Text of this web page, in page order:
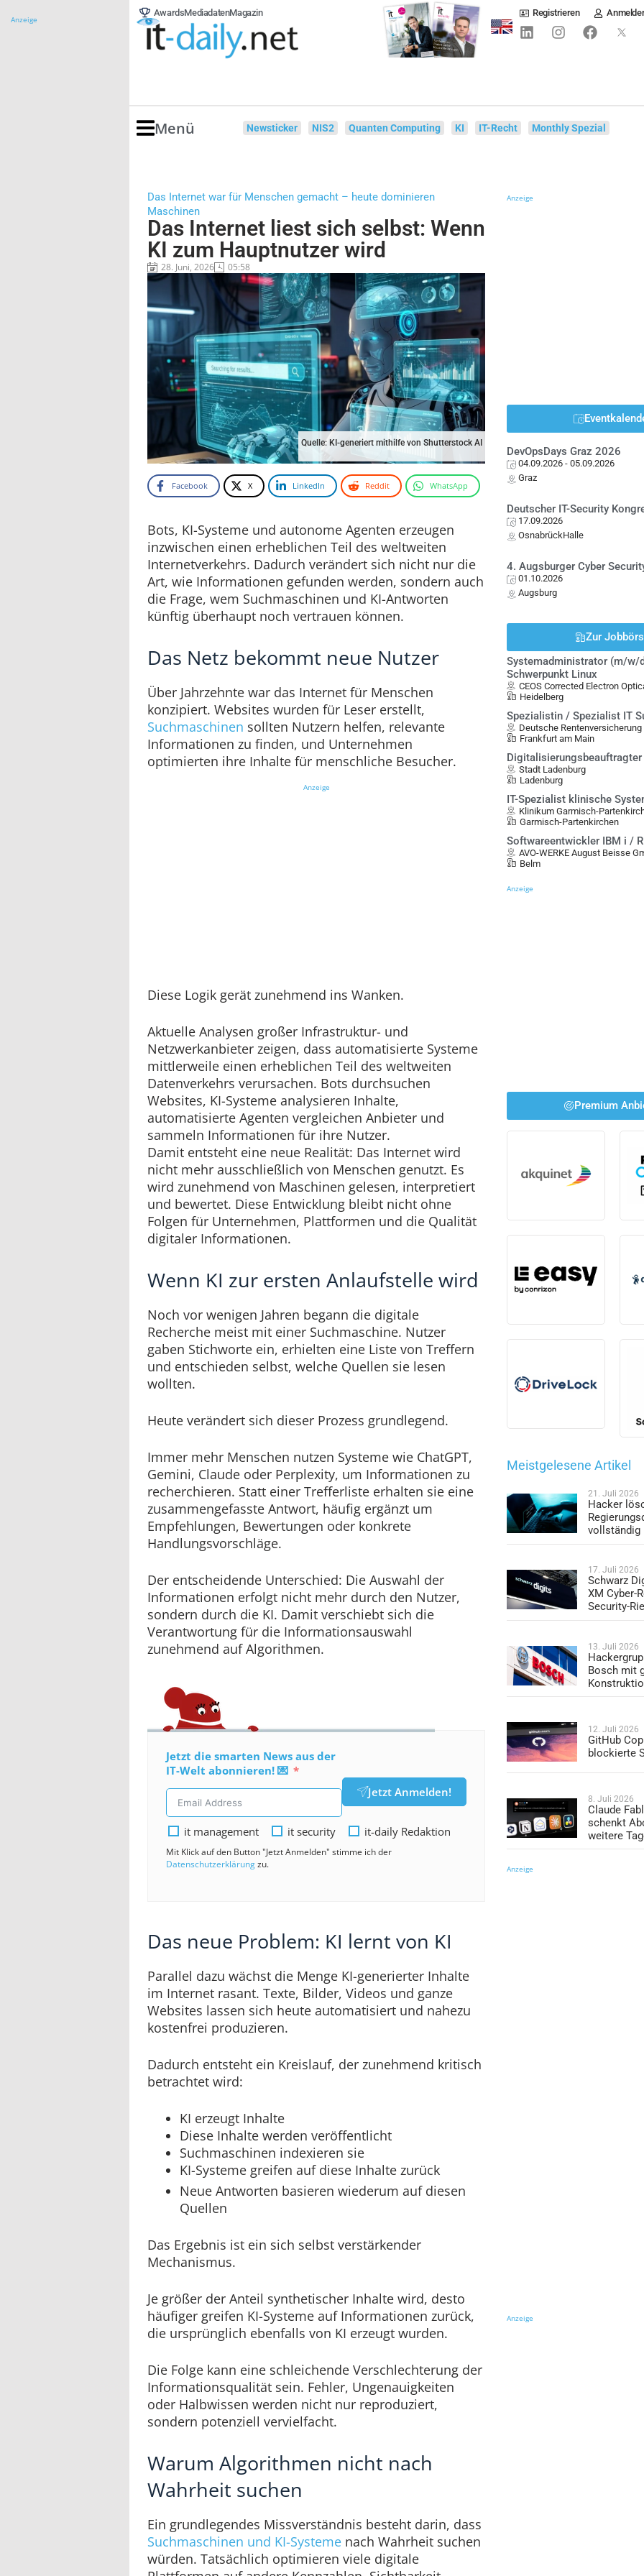
Anzeige
AwardsMediadatenMagazin Registrieren
Menü Newsticker NIS2 Quanten Computing KI IT-Recht Monthly Spezial
Das Internet war für Menschen gemacht – heute dominieren
Maschinen
Das Internet liest sich selbst: Wenn
KI zum Hauptnutzer wird
28. Juni, 2026 05:58
Quelle: KI-generiert mithilfe von Shutterstock AI
Facebook X LinkedIn Reddit WhatsApp
Bots, KI-Systeme und autonome Agenten erzeugen
inzwischen einen erheblichen Teil des weltweiten
Internetverkehrs. Dadurch verändert sich nicht nur die
Art, wie Informationen gefunden werden, sondern auch
die Frage, wem Suchmaschinen und KI-Antworten
künftig überhaupt noch vertrauen können.
Das Netz bekommt neue Nutzer
Über Jahrzehnte war das Internet für Menschen
konzipiert. Websites wurden für Leser erstellt,
Suchmaschinen sollten Nutzern helfen, relevante
Informationen zu finden, und Unternehmen
optimierten ihre Inhalte für menschliche Besucher.
Anzeige
Diese Logik gerät zunehmend ins Wanken.
Aktuelle Analysen großer Infrastruktur- und
Netzwerkanbieter zeigen, dass automatisierte Systeme
mittlerweile einen erheblichen Teil des weltweiten
Datenverkehrs verursachen. Bots durchsuchen
Websites, KI-Systeme analysieren Inhalte,
automatisierte Agenten vergleichen Anbieter und
sammeln Informationen für ihre Nutzer.
Damit entsteht eine neue Realität: Das Internet wird
nicht mehr ausschließlich von Menschen genutzt. Es
wird zunehmend von Maschinen gelesen, interpretiert
und bewertet. Diese Entwicklung bleibt nicht ohne
Folgen für Unternehmen, Plattformen und die Qualität
digitaler Informationen.
Wenn KI zur ersten Anlaufstelle wird
Noch vor wenigen Jahren begann die digitale
Recherche meist mit einer Suchmaschine. Nutzer
gaben Stichworte ein, erhielten eine Liste von Treffern
und entschieden selbst, welche Quellen sie lesen
wollten.
Heute verändert sich dieser Prozess grundlegend.
Immer mehr Menschen nutzen Systeme wie ChatGPT,
Gemini, Claude oder Perplexity, um Informationen zu
recherchieren. Statt einer Trefferliste erhalten sie eine
zusammengefasste Antwort, häufig ergänzt um
Empfehlungen, Bewertungen oder konkrete
Handlungsvorschläge.
Der entscheidende Unterschied: Die Auswahl der
Informationen erfolgt nicht mehr durch den Nutzer,
sondern durch die KI. Damit verschiebt sich die
Verantwortung für die Informationsauswahl
zunehmend auf Algorithmen.
Jetzt die smarten News aus der
IT-Welt abonnieren! 💌
Jetzt Anmelden!
it management it security it-daily Redaktion
Mit Klick auf den Button "Jetzt Anmelden" stimme ich der
Datenschutzerklärungzu.
Das neue Problem: KI lernt von KI
Parallel dazu wächst die Menge KI-generierter Inhalte
im Internet rasant. Texte, Bilder, Videos und ganze
Websites lassen sich heute automatisiert und nahezu
kostenfrei produzieren.
Dadurch entsteht ein Kreislauf, der zunehmend kritisch
betrachtet wird:
KI erzeugt Inhalte
Diese Inhalte werden veröffentlicht
Suchmaschinen indexieren sie
KI-Systeme greifen auf diese Inhalte zurück
Neue Antworten basieren wiederum auf diesen
Quellen
Das Ergebnis ist ein sich selbst verstärkender
Mechanismus.
Je größer der Anteil synthetischer Inhalte wird, desto
häufiger greifen KI-Systeme auf Informationen zurück,
die ursprünglich ebenfalls von KI erzeugt wurden.
Die Folge kann eine schleichende Verschlechterung der
Informationsqualität sein. Fehler, Ungenauigkeiten
oder Halbwissen werden nicht nur reproduziert,
sondern potenziell vervielfacht.
Warum Algorithmen nicht nach
Wahrheit suchen
Ein grundlegendes Missverständnis besteht darin, dass
Suchmaschinen und KI-Systeme nach Wahrheit suchen
würden. Tatsächlich optimieren viele digitale
Anzeige
DevOpsDays Graz 2026
04.09.2026 - 05.09.2026
Graz
Deutscher IT-Security
17.09.2026
OsnabrückHalle
4. Augsburger Cyber
01.10.2026
Augsburg
Zur
Systemadministrator (m/w/
Schwerpunkt Linux
CEOS Corrected Electron
Heidelberg
Spezialistin / Spezialist IT
Deutsche
Frankfurt am Main
Stadt Ladenburg
Ladenburg
IT-Spezialist klinische
Klinikum Garmisch-
Garmisch-Partenkirchen
Softwareentwickler IBM i /
AVO-WERKE August Beisse
Belm
Anzeige
Premium
Meistgelesene Artikel
21. Juli 2026
Hacker
vollständig
17. Juli 2026
Schwarz
XM Cyber-
Security-
13. Juli 2026
Bosch mit
12. Juli 2026
GitHub
blockierte
8. Juli 2026
Claude
schenkt
weitere
Anzeige
Anzeige